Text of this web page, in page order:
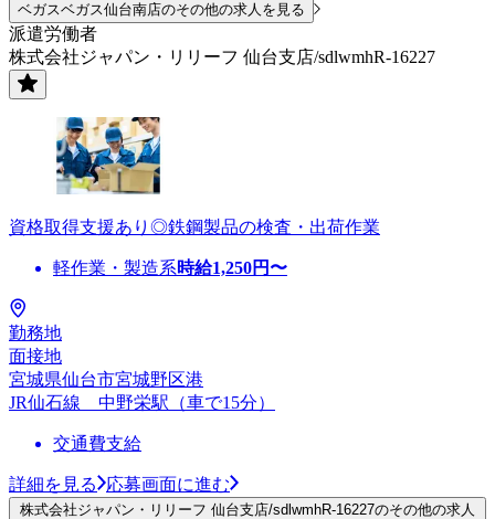
ベガスベガス仙台南店のその他の求人を見る
派遣労働者
株式会社ジャパン・リリーフ 仙台支店/sdlwmhR-16227
資格取得支援あり◎鉄鋼製品の検査・出荷作業
軽作業・製造系時給1,250円〜
勤務地
面接地
宮城県仙台市宮城野区港
JR仙石線 中野栄駅（車で15分）
交通費支給
詳細を見る 応募画面に進む
株式会社ジャパン・リリーフ 仙台支店/sdlwmhR-16227のその他の求人